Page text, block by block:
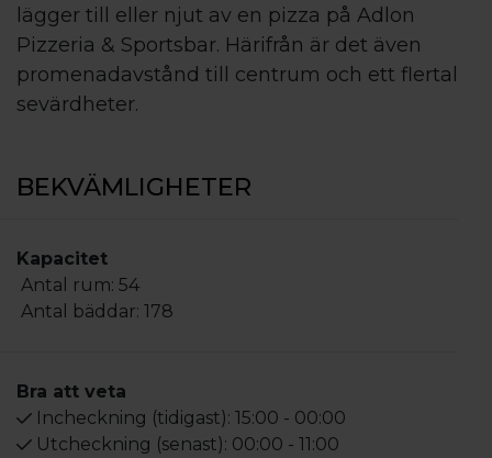
lägger till eller njut av en pizza på Adlon
Pizzeria & Sportsbar. Härifrån är det även
promenadavstånd till centrum och ett flertal
sevärdheter.
BEKVÄMLIGHETER
Kapacitet
Antal rum: 54
Antal bäddar: 178
Bra att veta
Incheckning (tidigast): 15:00 - 00:00
Utcheckning (senast): 00:00 - 11:00